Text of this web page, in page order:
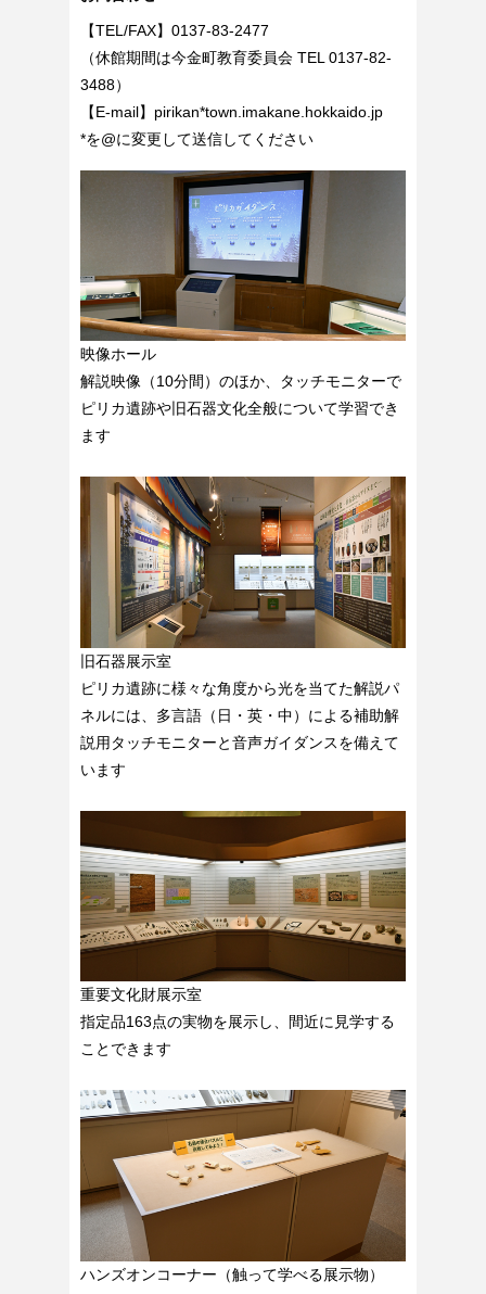
【TEL/FAX】0137-83-2477
（休館期間は今金町教育委員会 TEL 0137-82-
3488）
【E-mail】pirikan*town.imakane.hokkaido.jp
*を@に変更して送信してください
映像ホール
解説映像（10分間）のほか、タッチモニターで
ピリカ遺跡や旧石器文化全般について学習でき
ます
旧石器展示室
ピリカ遺跡に様々な角度から光を当てた解説パ
ネルには、多言語（日・英・中）による補助解
説用タッチモニターと音声ガイダンスを備えて
います
重要文化財展示室
指定品163点の実物を展示し、間近に見学する
ことできます
ハンズオンコーナー（触って学べる展示物）